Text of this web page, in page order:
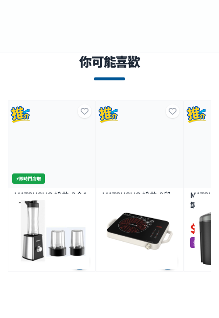
你可能喜歡
⚡️即時門店取
MATSUSHO 松井-3合1
不銹鋼攪拌機套裝
300W
$399.0
全場買4送1(共選5件商品)
MATSUSHO 松井-9段
$299.0
全場買4送1(共選5件商品)
鋼蔬果
1.5L